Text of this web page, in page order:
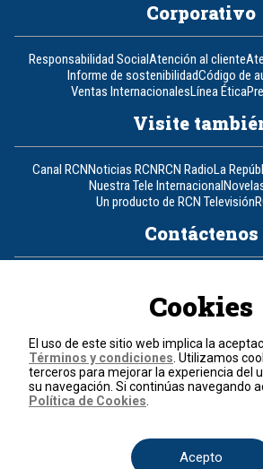
Corporativo
Responsabilidad SocialAtención al cliente
Informe de sostenibilidadCódigo de
Ventas InternacionalesLínea Ética
Visite
Canal RCNNoticias RCNRCN RadioLa
Nuestra Tele Internacional
Un producto de RCN Televisión
Contáctenos
Política de cookies
Términos y
© 2026, RCN Medios.
Todos los derechos
Cookies
El uso de este sitio web implica la
Términos y condiciones . Utilizamos
terceros para mejorar la experiencia del
su navegación. Si continúas navegando
Política de Cookies
Acepto